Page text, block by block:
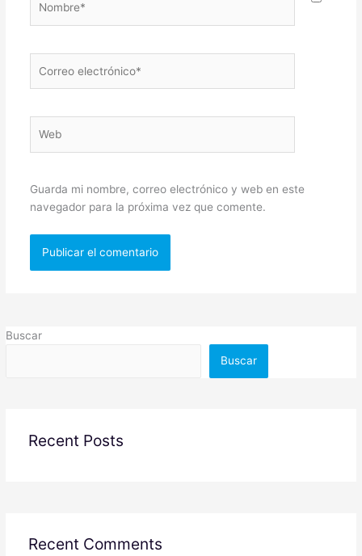
electrónico*
Guarda mi nombre, correo electrónico y web en este
navegador para la próxima vez que comente.
Buscar
Buscar
Recent Posts
Recent Comments